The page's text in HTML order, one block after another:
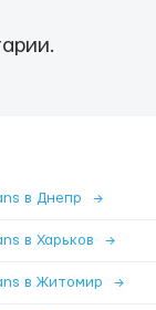
в Днепр →
в Харьков →
в Житомир →